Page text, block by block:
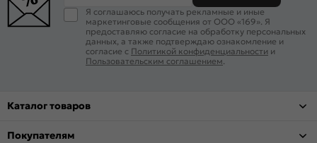
Я соглашаюсь получать рекламные и иные
маркетинговые сообщения от ООО «169». Я
предоставляю согласие на обработку персональных
данных, а также подтверждаю ознакомление и
согласие с Политикой конфиденциальности и
Пользовательским соглашением
Каталог товаров
Покупателям